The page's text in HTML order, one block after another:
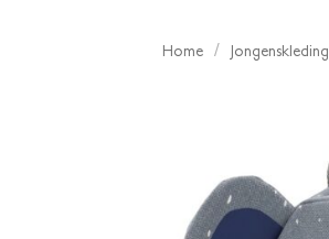
Home / Jongenskleding